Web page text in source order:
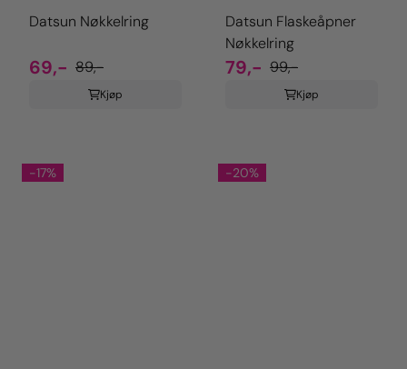
Datsun Nøkkelring
69,- 89,-
Kjøp
Datsun Flaskeåpner
Nøkkelring
79,- 99,-
Kjøp
-17% -20%